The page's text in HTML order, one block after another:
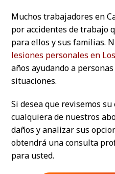
Muchos trabajadores en
por accidentes de trabajo
para ellos y sus familias.
lesiones personales en
años ayudando a
situaciones.
Si desea que revisemos
cualquiera de nuestros
daños y analizar sus
obtendrá una consulta
para usted.